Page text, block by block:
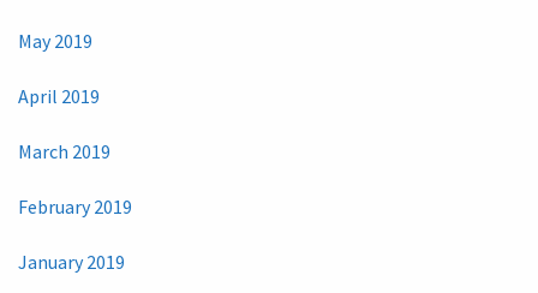
May 2019
April 2019
March 2019
February 2019
January 2019